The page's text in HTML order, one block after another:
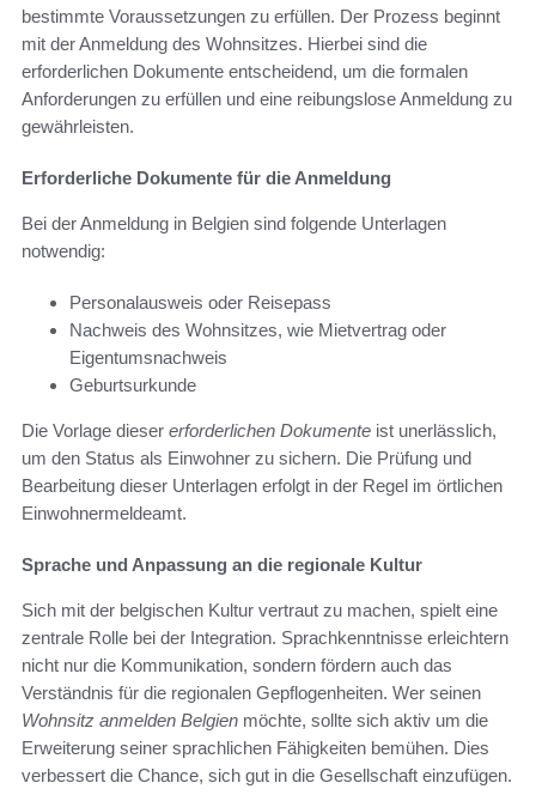
bestimmte Voraussetzungen zu erfüllen. Der Prozess beginnt
mit der Anmeldung des Wohnsitzes. Hierbei sind die
erforderlichen Dokumente entscheidend, um die formalen
Anforderungen zu erfüllen und eine reibungslose Anmeldung zu
gewährleisten.
Erforderliche Dokumente für die Anmeldung
Bei der Anmeldung in Belgien sind folgende Unterlagen
notwendig:
Personalausweis oder Reisepass
Nachweis des Wohnsitzes, wie Mietvertrag oder
Eigentumsnachweis
Geburtsurkunde
Die Vorlage dieser erforderlichen Dokumente ist unerlässlich,
um den Status als Einwohner zu sichern. Die Prüfung und
Bearbeitung dieser Unterlagen erfolgt in der Regel im örtlichen
Einwohnermeldeamt.
Sprache und Anpassung an die regionale Kultur
Sich mit der belgischen Kultur vertraut zu machen, spielt eine
zentrale Rolle bei der Integration. Sprachkenntnisse erleichtern
nicht nur die Kommunikation, sondern fördern auch das
Verständnis für die regionalen Gepflogenheiten. Wer seinen
Wohnsitz anmelden Belgien möchte, sollte sich aktiv um die
Erweiterung seiner sprachlichen Fähigkeiten bemühen. Dies
verbessert die Chance, sich gut in die Gesellschaft einzufügen.